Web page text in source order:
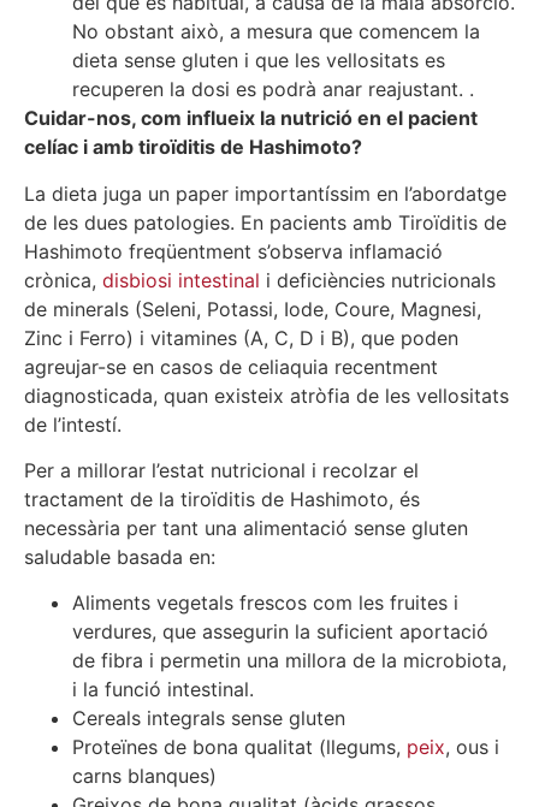
No obstant això, a mesura que comencem la
dieta sense gluten i que les vellositats es
recuperen la dosi es podrà anar reajustant. .
Cuidar-nos, com influeix la nutrició en el pacient
celíac i amb tiroïditis de Hashimoto?
La dieta juga un paper importantíssim en l’abordatge
de les dues patologies. En pacients amb Tiroïditis de
Hashimoto freqüentment s’observa inflamació
crònica, disbiosi intestinal i deficiències nutricionals
de minerals (Seleni, Potassi, Iode, Coure, Magnesi,
Zinc i Ferro) i vitamines (A, C, D i B), que poden
agreujar-se en casos de celiaquia recentment
diagnosticada, quan existeix atròfia de les vellositats
de l’intestí.
Per a millorar l’estat nutricional i recolzar el
tractament de la tiroïditis de Hashimoto, és
necessària per tant una alimentació sense gluten
saludable basada en:
Aliments vegetals frescos com les fruites i
verdures, que assegurin la suficient aportació
de fibra i permetin una millora de la microbiota,
i la funció intestinal.
Cereals integrals sense gluten
Proteïnes de bona qualitat (llegums, peix, ous i
carns blanques)